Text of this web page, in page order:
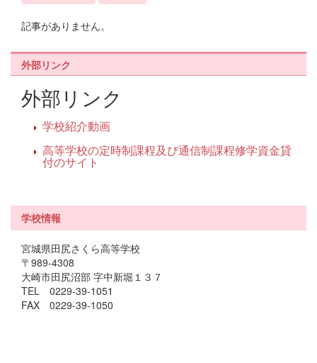
記事がありません。
外部リンク
外部リンク
学校紹介動画
高等学校の定時制課程及び通信制課程修学資金貸
付のサイト
学校情報
宮城県田尻さくら高等学校
〒989-4308
大崎市田尻沼部 字中新堀１３７
TEL 0229-39-1051
FAX 0229-39-1050